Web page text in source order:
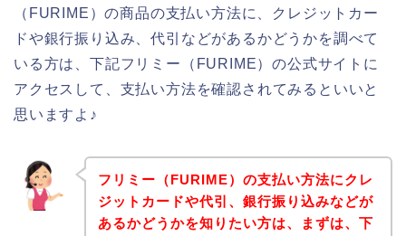
（FURIME）の商品の支払い方法に、クレジットカー
ドや銀行振り込み、代引などがあるかどうかを調べて
いる方は、下記フリミー（FURIME）の公式サイトに
アクセスして、支払い方法を確認されてみるといいと
思いますよ♪
フリミー（FURIME）の支払い方法にクレ
ジットカードや代引、銀行振り込みなどが
あるかどうかを知りたい方は、まずは、下